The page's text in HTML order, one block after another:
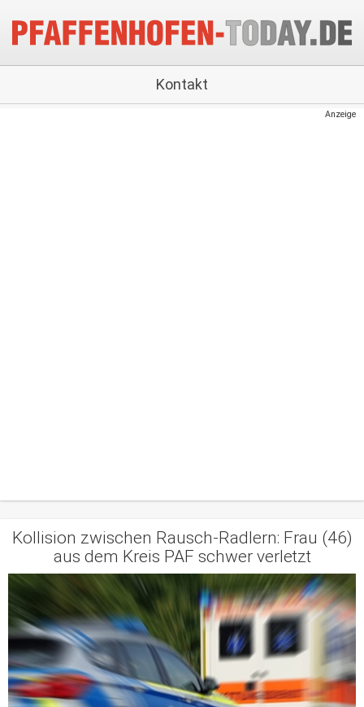
Kontakt
Anzeige
Kollision zwischen Rausch-Radlern: Frau (46)
aus dem Kreis PAF schwer verletzt